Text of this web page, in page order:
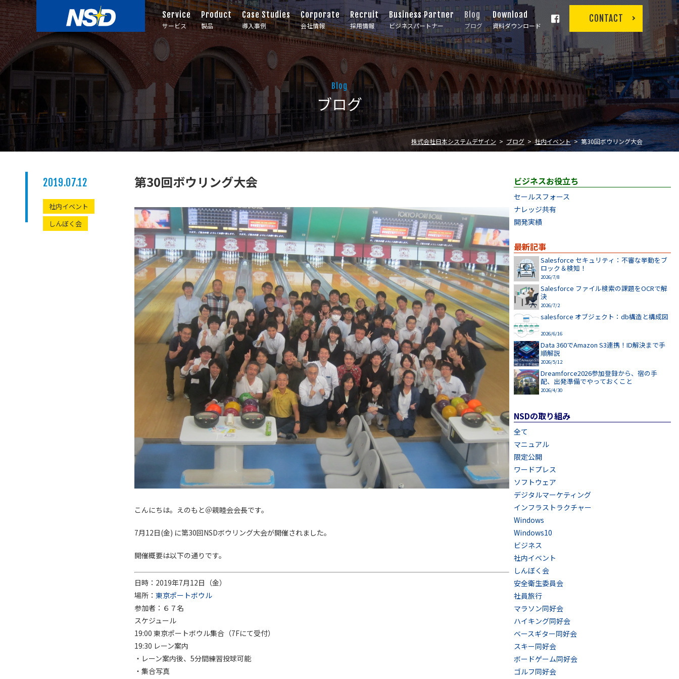
Service
サービス
Product
製品
Case Studies
導入事例
Corporate
会社情報
Recruit
採用情報
Business Partner
ビジネスパートナー
Blog
ブログ
Download
資料ダウンロード
CONTACT
Blog
ブログ
株式会社日本システムデザイン ブログ 社内イベント 第30回ボウリング大会
2019.07.12
社内イベント
しんぼく会
第30回ボウリング大会
こんにちは。えのもと＠親睦会会長です。
7月12日(金) に第30回NSDボウリング大会が開催されました。
開催概要は以下の通りです。
日時：2019年7月12日（金）
場所： 東京ポートボウル
参加者：６７名
スケジュール
19:00 東京ポートボウル集合（7Fにて受付）
19:30 レーン案内
・レーン案内後、5分間練習投球可能
・集合写真
ビジネスお役立ち
セールスフォース
ナレッジ共有
開発実績
最新記事
Salesforce セキュリティ：不審な挙動をブ
ロック＆検知！
2026/7/8
Salesforce ファイル検索の課題をOCRで解
決
2026/7/2
salesforce オブジェクト：db構造と構成図
2026/6/16
Data 360でAmazon S3連携！ID解決まで手
順解説
2026/5/12
Dreamforce2026参加登録から、宿の手
配、出発準備でやっておくこと
2026/4/30
NSDの取り組み
全て
マニュアル
限定公開
ワードプレス
ソフトウェア
デジタルマーケティング
インフラストラクチャー
Windows
Windows10
ビジネス
社内イベント
しんぼく会
安全衛生委員会
社員旅行
マラソン同好会
ハイキング同好会
ベースギター同好会
スキー同好会
ボードゲーム同好会
ゴルフ同好会